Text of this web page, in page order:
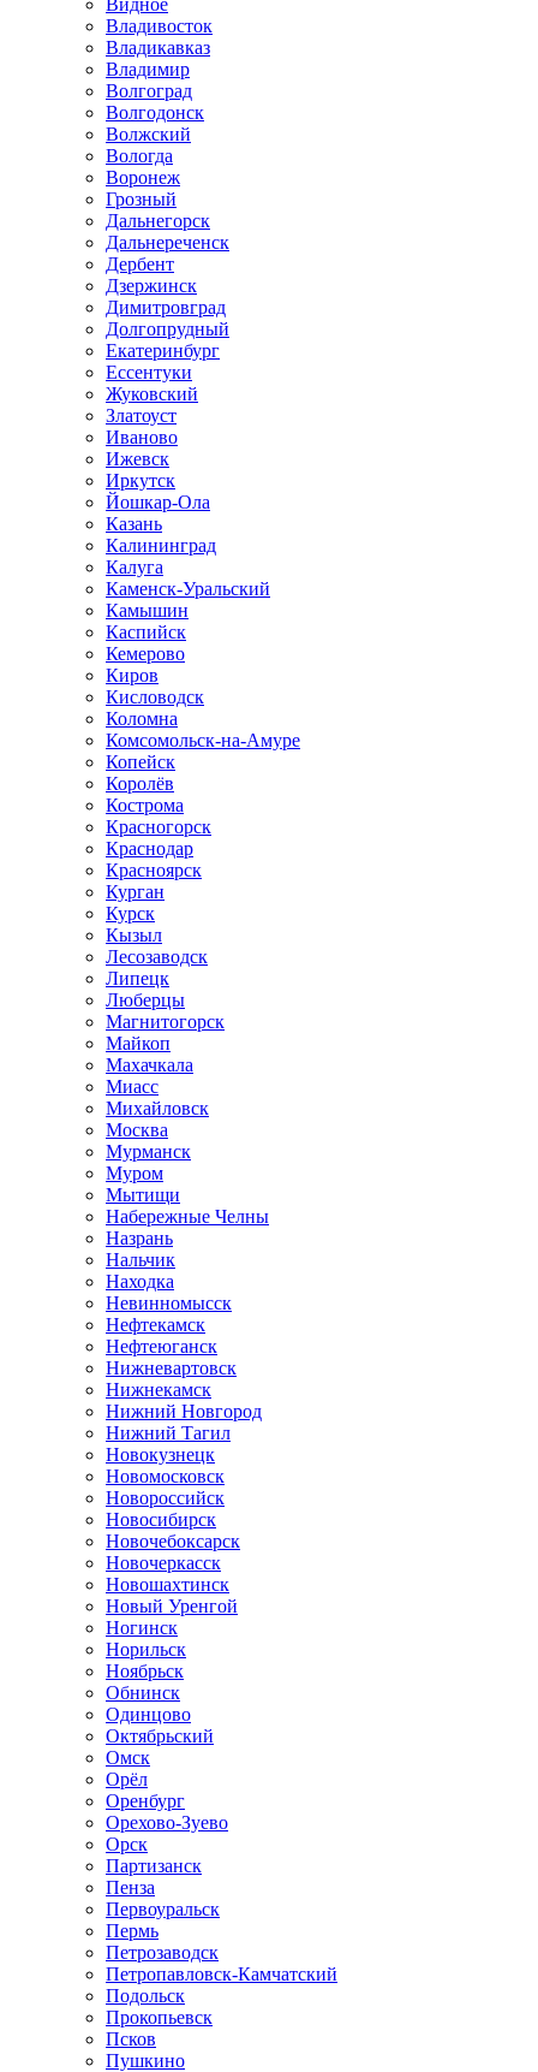
Видное
Владивосток
Владикавказ
Владимир
Волгоград
Волгодонск
Волжский
Вологда
Воронеж
Грозный
Дальнегорск
Дальнереченск
Дербент
Дзержинск
Димитровград
Долгопрудный
Екатеринбург
Ессентуки
Жуковский
Златоуст
Иваново
Ижевск
Иркутск
Йошкар-Ола
Казань
Калининград
Калуга
Каменск-Уральский
Камышин
Каспийск
Кемерово
Киров
Кисловодск
Коломна
Комсомольск-на-Амуре
Копейск
Королёв
Кострома
Красногорск
Краснодар
Красноярск
Курган
Курск
Кызыл
Лесозаводск
Липецк
Люберцы
Магнитогорск
Майкоп
Махачкала
Миасс
Михайловск
Москва
Мурманск
Муром
Мытищи
Набережные Челны
Назрань
Нальчик
Находка
Невинномысск
Нефтекамск
Нефтеюганск
Нижневартовск
Нижнекамск
Нижний Новгород
Нижний Тагил
Новокузнецк
Новомосковск
Новороссийск
Новосибирск
Новочебоксарск
Новочеркасск
Новошахтинск
Новый Уренгой
Ногинск
Норильск
Ноябрьск
Обнинск
Одинцово
Октябрьский
Омск
Орёл
Оренбург
Орехово-Зуево
Орск
Партизанск
Пенза
Первоуральск
Пермь
Петрозаводск
Петропавловск-Камчатский
Подольск
Прокопьевск
Псков
Пушкино